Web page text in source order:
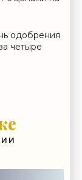
одобрения
четыре